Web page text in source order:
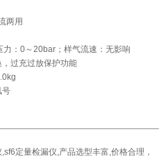
两用
：0～20bar；样气流速：无影响
过充过放保护功能
号
,sf6定量检漏仪,产品选型丰富,价格合理，